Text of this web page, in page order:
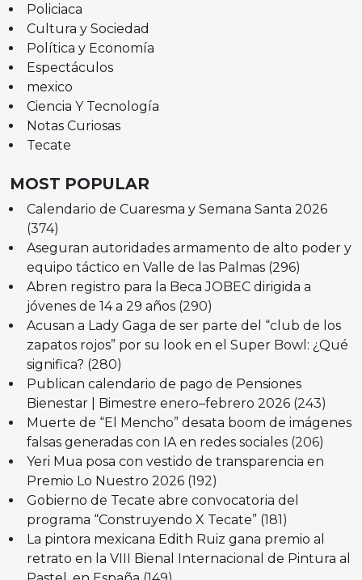
Policiaca
Cultura y Sociedad
Política y Economía
Espectáculos
mexico
Ciencia Y Tecnología
Notas Curiosas
Tecate
MOST POPULAR
Calendario de Cuaresma y Semana Santa 2026
(374)
Aseguran autoridades armamento de alto poder y
equipo táctico en Valle de las Palmas (296)
Abren registro para la Beca JOBEC dirigida a
jóvenes de 14 a 29 años (290)
Acusan a Lady Gaga de ser parte del “club de los
zapatos rojos” por su look en el Super Bowl: ¿Qué
significa? (280)
Publican calendario de pago de Pensiones
Bienestar | Bimestre enero–febrero 2026 (243)
Muerte de “El Mencho” desata boom de imágenes
falsas generadas con IA en redes sociales (206)
Yeri Mua posa con vestido de transparencia en
Premio Lo Nuestro 2026 (192)
Gobierno de Tecate abre convocatoria del
programa “Construyendo X Tecate” (181)
La pintora mexicana Edith Ruiz gana premio al
retrato en la VIII Bienal Internacional de Pintura al